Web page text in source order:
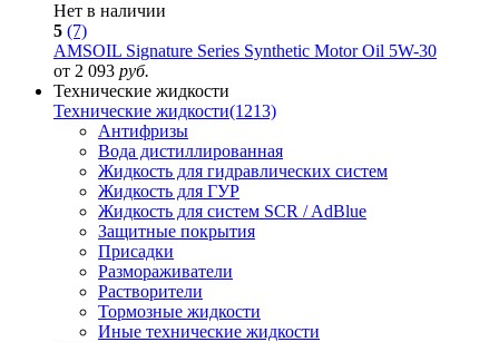
Нет в наличии
5 (7)
AMSOIL Signature Series Synthetic Motor Oil 5W-30
от 2 093 руб.
Технические жидкости
Технические жидкости(1213)
Антифризы
Вода дистиллированная
Жидкость для гидравлических систем
Жидкость для ГУР
Жидкость для систем SCR / AdBlue
Защитные покрытия
Присадки
Размораживатели
Растворители
Тормозные жидкости
Иные технические жидкости